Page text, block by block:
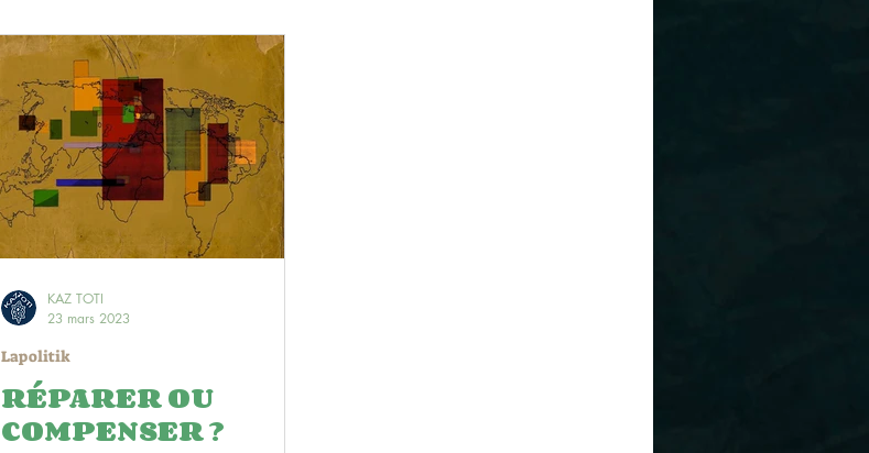
RÉPARER OU
COMPENSER ?
Lapolitik
KAZ TOTI
23 mars 2023